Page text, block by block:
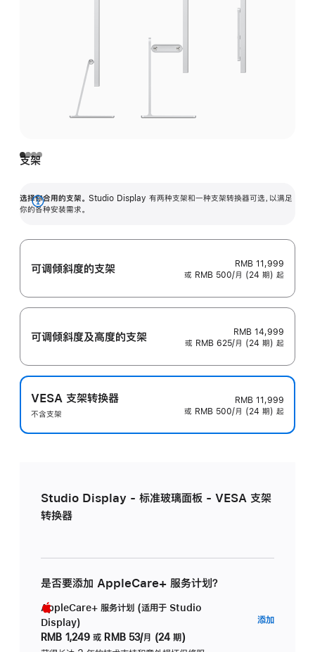
支架
选择你合用的支架。 Studio Display 有两种支架和一种支架转换器可选，以满足
你的各种安装需求。
展
可调倾斜度的支架
RMB 11,999
或 RMB 500/月 (24 期) 起
可调倾斜度及高‍度的支‍架
RMB 14,999
或 RMB 625/月 (24 期) 起
VESA 支架转换器
不含支架
RMB 11,999
或 RMB 500/月 (24 期) 起
Studio Display - 标准玻璃面板 - VESA 支架
转换器
是否要添加 AppleCare+ 服务计划？
AppleCare+ 服务计划 (适用于 Studio
Display)
RMB 1,249 或 RMB 53/月 (24 期)
添加